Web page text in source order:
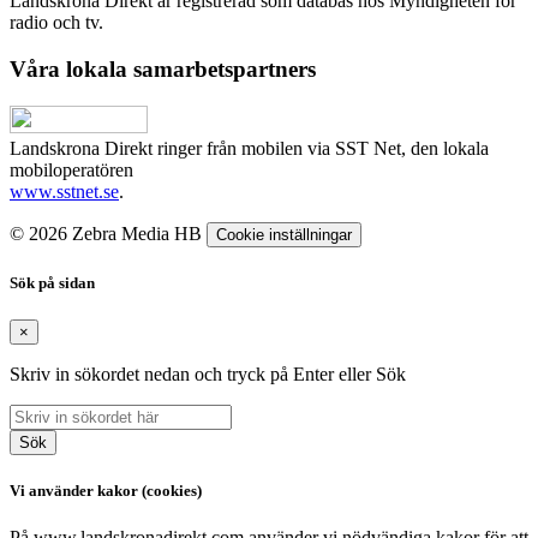
radio och tv.
Våra lokala samarbetspartners
Landskrona Direkt ringer från mobilen via SST Net, den lokala
mobiloperatören
www.sstnet.se.
© 2026 Zebra Media HB Cookie inställningar
Sök på sidan
×
Skriv in sökordet nedan och tryck på Enter eller Sök
Sök
Vi använder kakor (cookies)